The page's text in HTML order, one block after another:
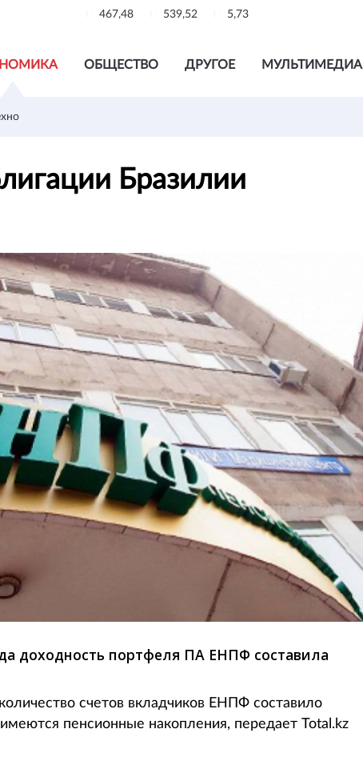
467,48 539,52 5,73
ОБЩЕСТВО ДРУГОЕ МУЛЬТИМЕДИА
Бразилии
доходность портфеля ПА ЕНПФ составила
счетов вкладчиков ЕНПФ составило
пенсионные накопления, передает Total.kz